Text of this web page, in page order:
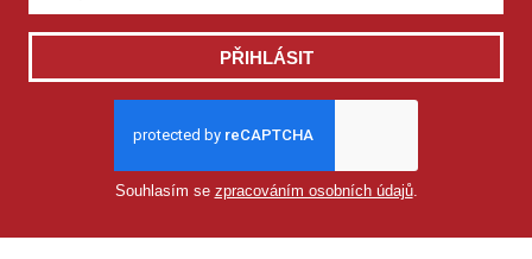
PŘIHLÁSIT
Souhlasím se zpracováním osobních údajů.